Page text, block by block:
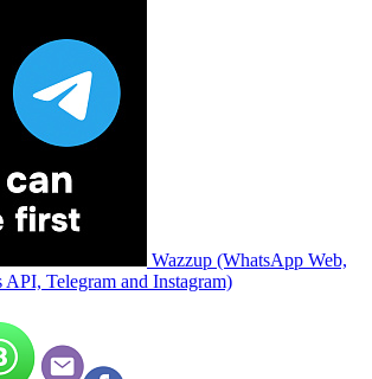
Wazzup (WhatsApp Web,
Telegram and Instagram)